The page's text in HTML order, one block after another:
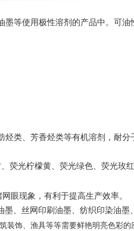
等使用极性溶剂的产品中。可油
类、芳香烃类等有机溶剂，耐
荧光柠檬黄、荧光绿色、荧光玫
眼现象，有利于提高生产效率。
墨、丝网印刷油墨、纺织印染油墨
装饰、渔具等等需要鲜艳明亮色彩